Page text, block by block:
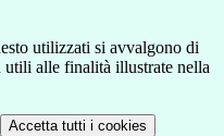
utilizzati si avvalgono di
utili alle finalità illustrate nella
Accetta tutti i cookies